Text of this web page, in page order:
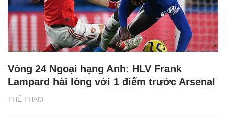
THỂ THAO
Vòng 24 Ngoại hạng Anh: HLV Frank
Lampard hài lòng với 1 điểm trước Arsenal